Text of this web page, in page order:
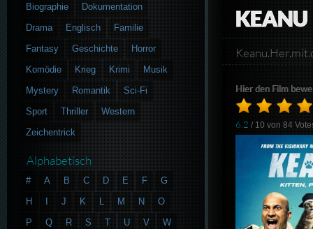
KEANU
Hier den Film
6.2 / 10 von84
Biographie
Dokumentation
Drama
Englisch
Familie
Fantasy
Geschichte
Horror
Komödie
Krieg Krimi
Musik
Mystery
Romantik
Sci-Fi
Sport
Thriller
Western
Zeichentrick
Alphabetisch
# A B C D E F
G
H
J K L M N
O
P
Q R S T U V
W